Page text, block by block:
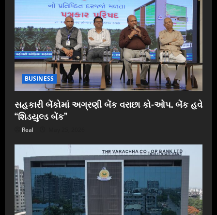
BUSINESS
સહકારી બેંકોમાં અગ્રણી બેંક વરાછા કો-ઓપ. બેંક હવે
“શિડયુલ્ડ બેંક”
Real